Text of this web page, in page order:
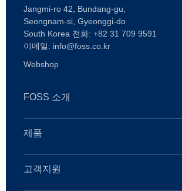
Jangmi-ro 42, Bundang-gu,
Seongnam-si, Gyeonggi-do
South Korea 전화: +82 31 709 9591
이메일: info@foss.co.kr
Webshop
FOSS 소개
채용
FOSS 사무실 찾기
FOSS는 누구인가
제품
제품
디지털 서비스
고객지원
케어 솔루션